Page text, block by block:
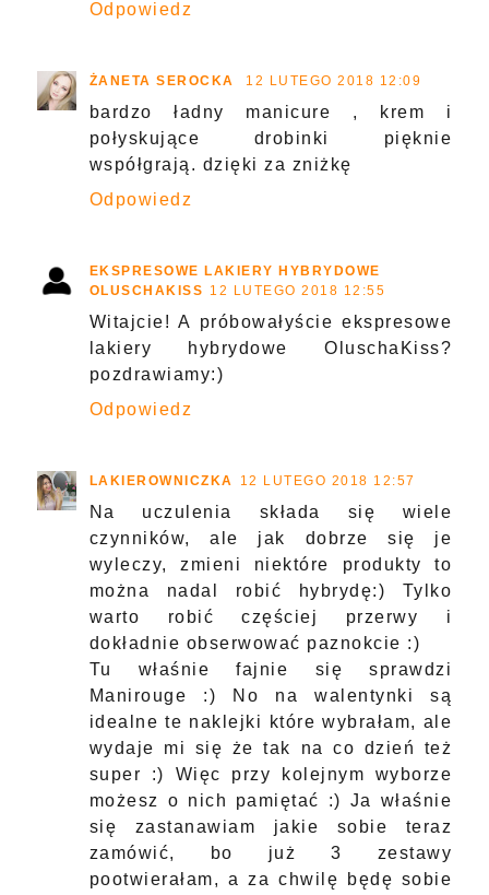
Odpowiedz
ŻANETA SEROCKA 12 LUTEGO 2018 12:09
bardzo ładny manicure , krem i
połyskujące drobinki pięknie
współgrają. dzięki za zniżkę
Odpowiedz
EKSPRESOWE LAKIERY HYBRYDOWE
OLUSCHAKISS 12 LUTEGO 2018 12:55
Witajcie! A próbowałyście ekspresowe
lakiery hybrydowe OluschaKiss?
pozdrawiamy:)
Odpowiedz
LAKIEROWNICZKA 12 LUTEGO 2018 12:57
Na uczulenia składa się wiele
czynników, ale jak dobrze się je
wyleczy, zmieni niektóre produkty to
można nadal robić hybrydę:) Tylko
warto robić częściej przerwy i
dokładnie obserwować paznokcie :)
Tu właśnie fajnie się sprawdzi
Manirouge :) No na walentynki są
idealne te naklejki które wybrałam, ale
wydaje mi się że tak na co dzień też
super :) Więc przy kolejnym wyborze
możesz o nich pamiętać :) Ja właśnie
się zastanawiam jakie sobie teraz
zamówić, bo już 3 zestawy
pootwierałam, a za chwilę będę sobie